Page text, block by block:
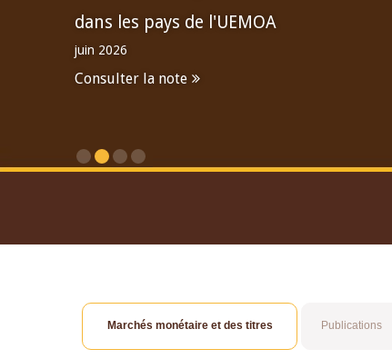
dans les pays de l'UEMOA
juin 2026
Consulter la note
Marchés monétaire et des titres Publications